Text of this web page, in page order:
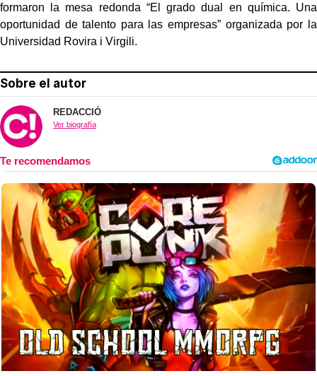
formaron la mesa redonda “El grado dual en química. Una
oportunidad de talento para las empresas” organizada por la
Universidad Rovira i Virgili.
Sobre el autor
REDACCIÓ
Ver biografía